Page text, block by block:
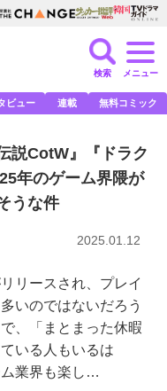
検索 メニュー
ビュー 連載 無料コミック
説CotW』『ドラク
年のゲーム界隈が
うな件
2025.01.12
リースされ、プレイ
いのではないだろう
、「まとまった休暇
いる人もいるは
業界も楽し…